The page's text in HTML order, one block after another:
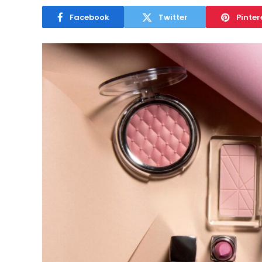
Facebook Twitter